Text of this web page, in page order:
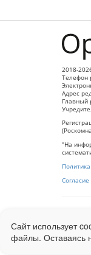
2018-
Телефон
Адрес
Главный
"На
Сайт использует
файлы. Оставаясь